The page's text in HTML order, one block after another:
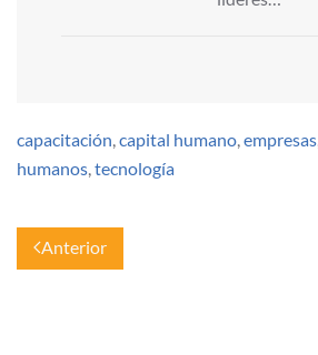
capacitación capital humano empresas
humanos tecnología
Anterior